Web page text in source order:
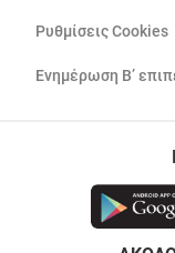
Ρυθμίσεις Cookies
Ενημέρωση Β’